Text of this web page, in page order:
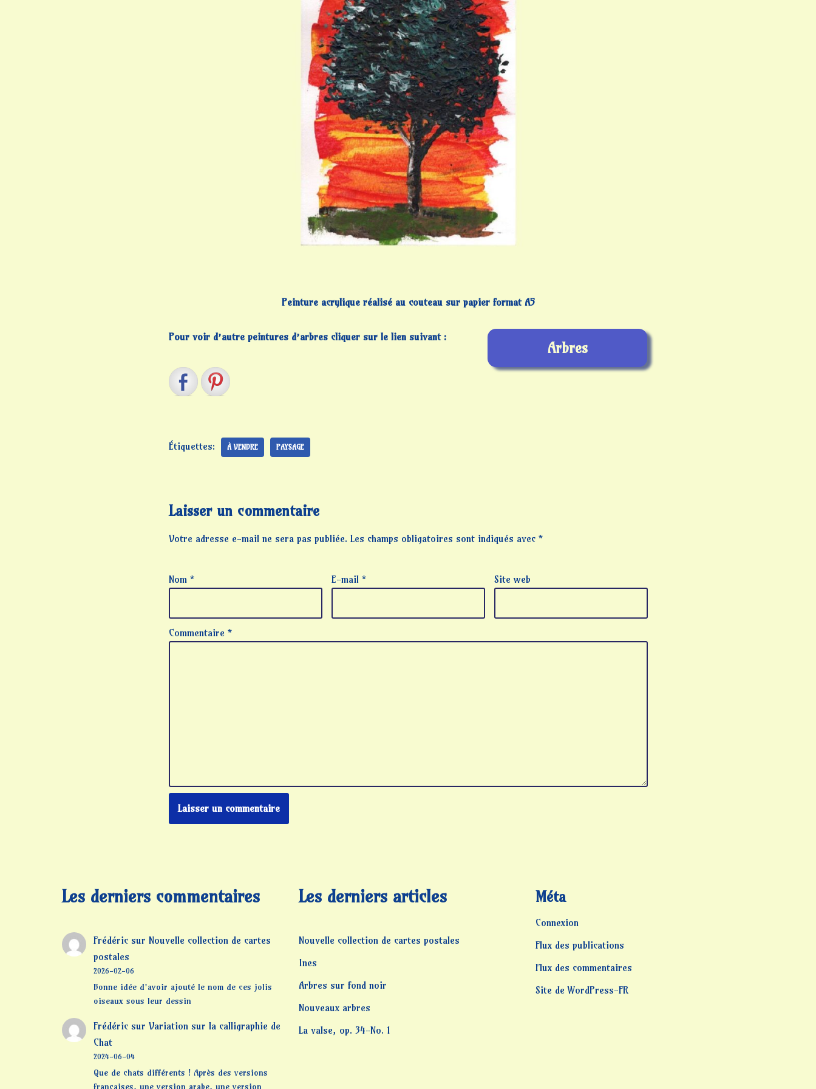
Peinture acrylique réalisé au couteau sur papier format A5
Pour voir d’autre peintures d’arbres cliquer sur le lien suivant :
Arbres
Étiquettes: À VENDRE PAYSAGE
Laisser un commentaire
Votre adresse e-mail ne sera pas publiée. Les champs obligatoires sont indiqués avec *
Nom * E-mail * Site web
Commentaire *
Les derniers commentaires
Frédéric sur Nouvelle collection de cartes
postales
2026-02-06
Bonne idée d'avoir ajouté le nom de ces jolis
oiseaux sous leur dessin
Frédéric sur Variation sur la calligraphie de
Chat
2024-06-04
Que de chats différents ! Après des versions
françaises, une version arabe, une version
Les derniers articles
Nouvelle collection de cartes postales
Ines
Arbres sur fond noir
Nouveaux arbres
La valse, op. 34-No. 1
Méta
Connexion
Flux des publications
Flux des commentaires
Site de WordPress-FR